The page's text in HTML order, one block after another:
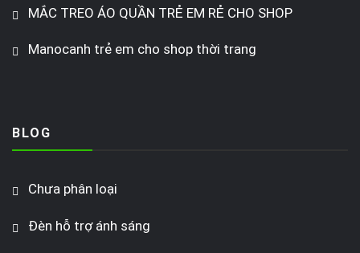
MẮC TREO ÁO QUẦN TRẺ EM RẺ CHO SHOP
Manocanh trẻ em cho shop thời trang
BLOG
Chưa phân loại
Đèn hỗ trợ ánh sáng